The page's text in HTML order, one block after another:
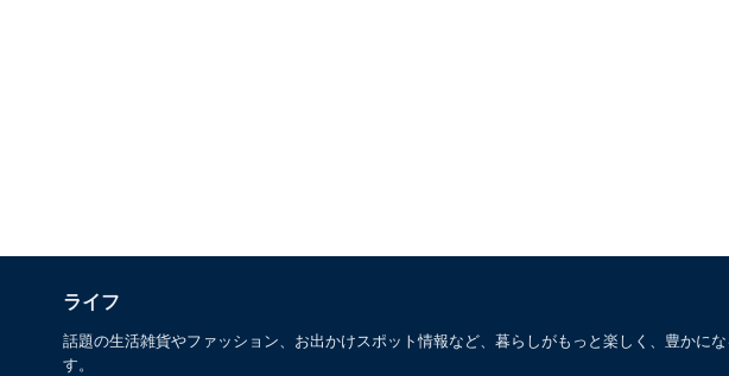
ライフ
話題の生活雑貨やファッション、お出かけスポット情報など、暮らしがもっと楽しく、豊かに
す。